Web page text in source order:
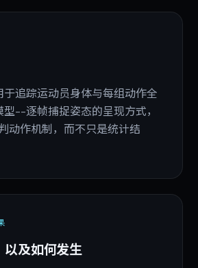
追踪运动员身体与每组动作全
--逐帧捕捉姿态的呈现方式，
动作机制，而不只是统计结
以及如何发生